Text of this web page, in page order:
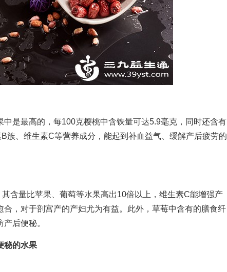
是最高的，每100克樱桃中含铁量可达5.9毫克，同时还含有
族、维生素C等营养成分，能起到补血益气、缓解产后疲劳的
量比苹果、葡萄等水果高出10倍以上，维生素C能增强产
合，对于剖宫产的产妇尤为有益。此外，草莓中含有的膳食纤
后便秘。
秘的水果